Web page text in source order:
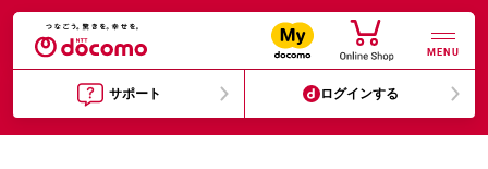
MENU
サポート ログインする